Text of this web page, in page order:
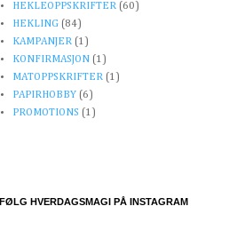
HEKLEOPPSKRIFTER (60)
HEKLING (84)
KAMPANJER (1)
KONFIRMASJON (1)
MATOPPSKRIFTER (1)
PAPIRHOBBY (6)
PROMOTIONS (1)
FØLG HVERDAGSMAGI PÅ INSTAGRAM